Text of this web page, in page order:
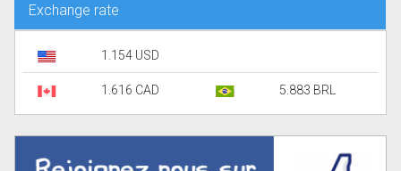
Exchange rate
1.154 USD
1.616 CAD 5.883 BRL